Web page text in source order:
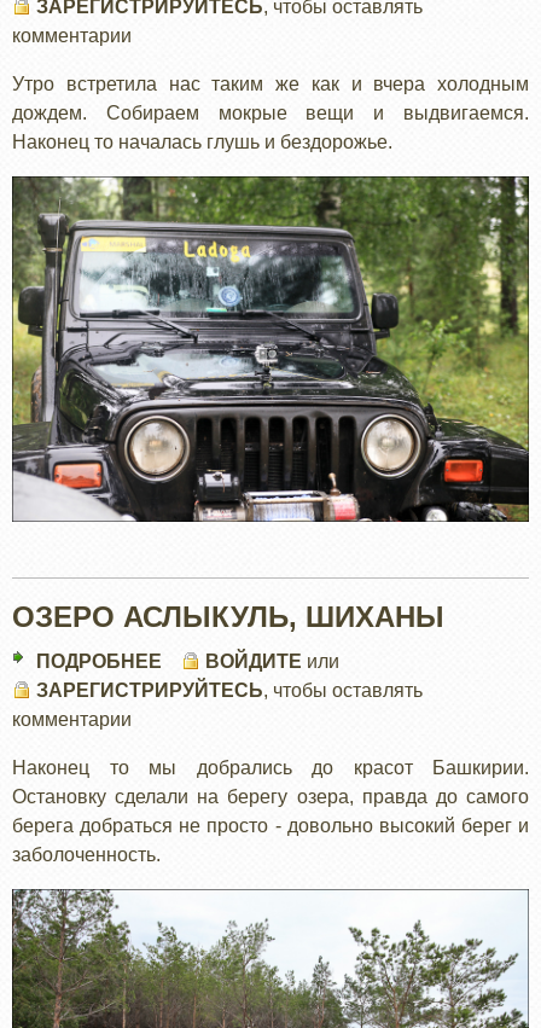
НА
ЗАРЕГИСТРИРУЙТЕСЬ, чтобы оставлять
комментарии
Утро встретила нас таким же как и вчера холодным
дождем. Собираем мокрые вещи и выдвигаемся.
Наконец то началась глушь и бездорожье.
ОЗЕРО АСЛЫКУЛЬ, ШИХАНЫ
ПОДРОБНЕЕ
ОЗЕРО
ВОЙДИТЕ или
ЗАРЕГИСТРИРУЙТЕСЬ, чтобы оставлять
комментарии
Наконец то мы добрались до красот Башкирии.
Остановку сделали на берегу озера, правда до самого
берега добраться не просто - довольно высокий берег и
заболоченность.